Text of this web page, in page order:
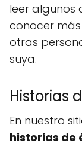
leer algunos
conocer
otras
suya.
Historias
En nuestro
historias de